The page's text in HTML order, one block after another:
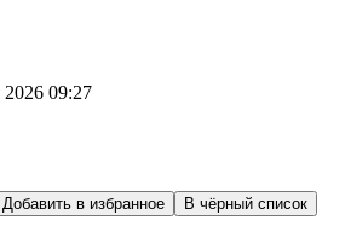
09:27
Добавить в избранное
В чёрный список